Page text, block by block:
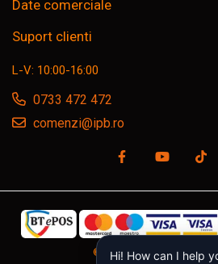
Date comerciale
Suport clienti
L-V: 10:00-16:00
0733 472 472
comenzi@ipb.ro
©Copyright SC IPB SRL,
Hi! How can I help